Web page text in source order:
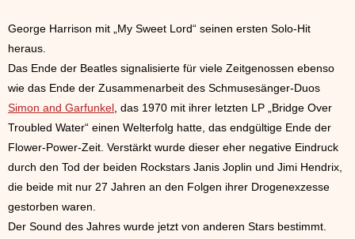
George Harrison mit „My Sweet Lord“ seinen ersten Solo-Hit
heraus.
Das Ende der Beatles signalisierte für viele Zeitgenossen ebenso
wie das Ende der Zusammenarbeit des Schmusesänger-Duos
Simon and Garfunkel, das 1970 mit ihrer letzten LP „Bridge Over
Troubled Water“ einen Welterfolg hatte, das endgültige Ende der
Flower-Power-Zeit. Verstärkt wurde dieser eher negative Eindruck
durch den Tod der beiden Rockstars Janis Joplin und Jimi Hendrix,
die beide mit nur 27 Jahren an den Folgen ihrer Drogenexzesse
gestorben waren.
Der Sound des Jahres wurde jetzt von anderen Stars bestimmt.